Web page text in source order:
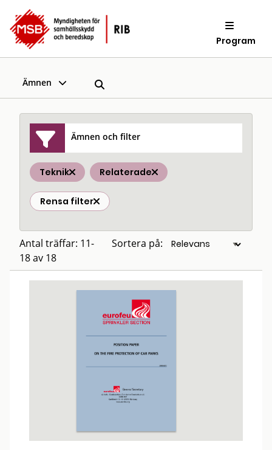
Program
Ämnen
Ämnen och filter
Teknik Relaterade
Rensa filter
Antal träffar: 11-
18 av 18
Sortera på: